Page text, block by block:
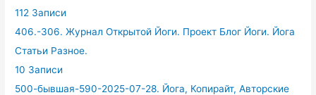
112 Записи
406.-306. Журнал Открытой Йоги. Проект Блог Йоги. Йога
Статьи Разное.
10 Записи
500-бывшая-590-2025-07-28. Йога, Копирайт, Авторские